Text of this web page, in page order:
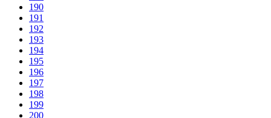
190
191
192
193
194
195
196
197
198
199
200